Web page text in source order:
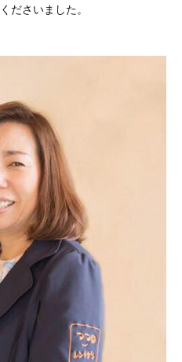
ださいました。